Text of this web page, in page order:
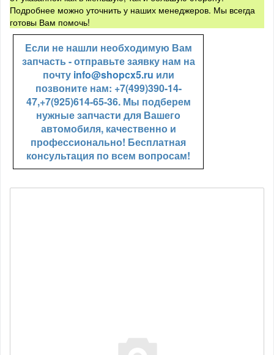
Подробнее можно уточнить у наших менеджеров. Мы всегда
готовы Вам помочь!
Если не нашли необходимую Вам
запчасть - отправьте заявку нам на
почту info@shopcx5.ru или
позвоните нам: +7(499)390-14-
47,+7(925)614-65-36. Мы подберем
нужные запчасти для Вашего
автомобиля, качественно и
профессионально! Бесплатная
консультация по всем вопросам!